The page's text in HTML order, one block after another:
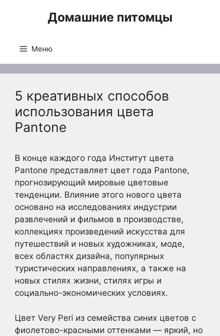
Домашние питомцы
Меню
5 креативных способов
использования цвета
Pantone
В конце каждого года Институт цвета
Pantone представляет цвет года Pantone,
прогнозирующий мировые цветовые
тенденции. Влияние этого нового цвета
основано на исследованиях индустрии
развлечений и фильмов в производстве,
коллекциях произведений искусства для
путешествий и новых художниках, моде,
всех областях дизайна, популярных
туристических направлениях, а также на
новых стилях жизни, стилях игры и
социально-экономических условиях.
Цвет Very Peri из семейства синих цветов с
фиолетово-красными оттенками — яркий, но